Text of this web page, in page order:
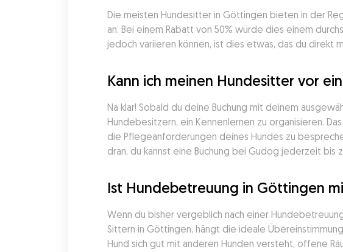
Die meisten Hundesitter in Göttingen bieten in der
an. Bei einem Rabatt von 50% würde dies einem
jedoch variieren können, ist dies etwas, das du direkt
Kann ich meinen Hundesitter vor
Na klar! Sobald du deine Buchung mit deinem
Hundebesitzern, ein Kennenlernen zu organisieren.
die Pflegeanforderungen deines Hundes zu
dran, du kannst eine Buchung bei Gudog jederzeit bis
Ist Hundebetreuung in Göttingen
Wenn du bisher vergeblich nach einer
Sittern in Göttingen, hängt die ideale
Hund sich gut mit anderen Hunden versteht, offene